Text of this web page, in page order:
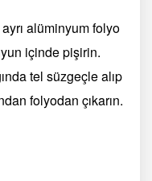
alüminyum folyo
içinde pişirin.
tel süzgeçle alıp
folyodan çıkarın.